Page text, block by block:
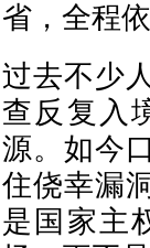
省，全程
过去不少
查反复入
源。如今
住侥幸漏
是国家主